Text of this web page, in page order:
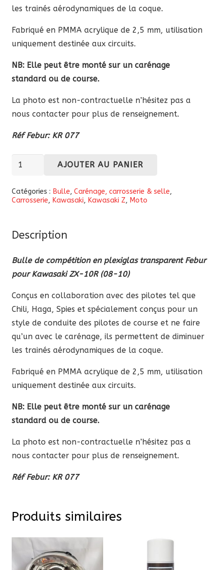
les trainés aérodynamiques de la coque.
Fabriqué en PMMA acrylique de 2,5 mm, utilisation
uniquement destinée aux circuits.
NB: Elle peut être monté sur un carénage
standard ou de course.
La photo est non-contractuelle n’hésitez pas a
nous contacter pour plus de renseignement.
Réf Febur: KR 077
quantité
Bulle
compétition
plexiglas
transparent
Febur
Kawasaki
10R
2008-
2010
AJOUTER AU PANIER
Catégories : Bulle, Carénage, carrosserie & selle,
Carrosserie, Kawasaki, Kawasaki Z, Moto
Description
Bulle de compétition en plexiglas transparent Febur
pour Kawasaki ZX-10R (08-10)
Conçus en collaboration avec des pilotes tel que
Chili, Haga, Spies et spécialement conçus pour un
style de conduite des pilotes de course et ne faire
qu’un avec le carénage, ils permettent de diminuer
les trainés aérodynamiques de la coque.
Fabriqué en PMMA acrylique de 2,5 mm, utilisation
uniquement destinée aux circuits.
NB: Elle peut être monté sur un carénage
standard ou de course.
La photo est non-contractuelle n’hésitez pas a
nous contacter pour plus de renseignement.
Réf Febur: KR 077
Produits similaires